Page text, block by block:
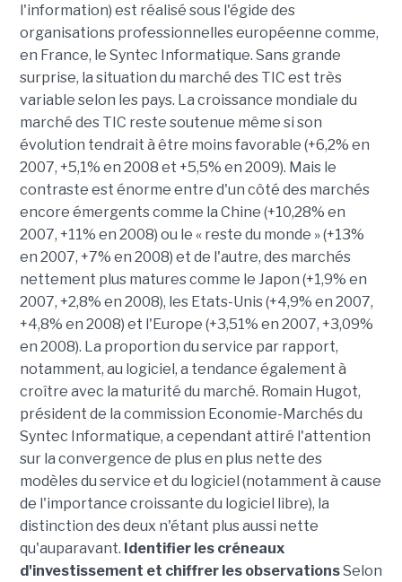
l'information) est réalisé sous l'égide des
organisations professionnelles européenne comme,
en France, le Syntec Informatique. Sans grande
surprise, la situation du marché des TIC est très
variable selon les pays. La croissance mondiale du
marché des TIC reste soutenue même si son
évolution tendrait à être moins favorable (+6,2% en
2007, +5,1% en 2008 et +5,5% en 2009). Mais le
contraste est énorme entre d'un côté des marchés
encore émergents comme la Chine (+10,28% en
2007, +11% en 2008) ou le « reste du monde » (+13%
en 2007, +7% en 2008) et de l'autre, des marchés
nettement plus matures comme le Japon (+1,9% en
2007, +2,8% en 2008), les Etats-Unis (+4,9% en 2007,
+4,8% en 2008) et l'Europe (+3,51% en 2007, +3,09%
en 2008). La proportion du service par rapport,
notamment, au logiciel, a tendance également à
croître avec la maturité du marché. Romain Hugot,
président de la commission Economie-Marchés du
Syntec Informatique, a cependant attiré l'attention
sur la convergence de plus en plus nette des
modèles du service et du logiciel (notamment à cause
de l'importance croissante du logiciel libre), la
distinction des deux n'étant plus aussi nette
qu'auparavant. Identifier les créneaux
d'investissement et chiffrer les observationsSelon